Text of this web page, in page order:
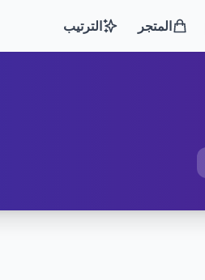
المتجر الترتيب